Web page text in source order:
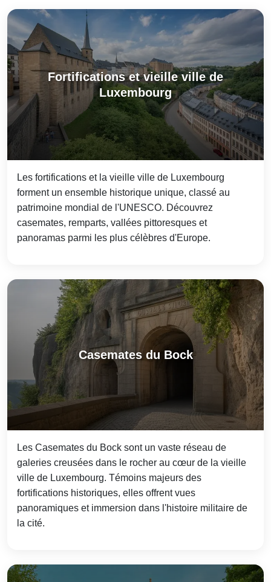
Fortifications et vieille ville de
Luxembourg
Les fortifications et la vieille ville de Luxembourg
forment un ensemble historique unique, classé au
patrimoine mondial de l'UNESCO. Découvrez
casemates, remparts, vallées pittoresques et
panoramas parmi les plus célèbres d'Europe.
Casemates du Bock
Les Casemates du Bock sont un vaste réseau de
galeries creusées dans le rocher au cœur de la vieille
ville de Luxembourg. Témoins majeurs des
fortifications historiques, elles offrent vues
panoramiques et immersion dans l'histoire militaire de
la cité.